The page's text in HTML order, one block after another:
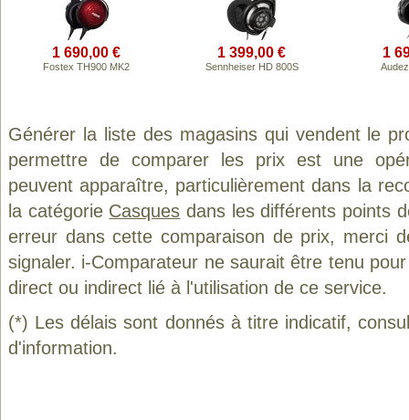
1 690,00 €
Fostex TH900 MK2
1 399,00 €
Sennheiser HD 800S
1
Générer la liste des magasins qui vendent le
permettre de comparer les prix est une
peuvent apparaître, particulièrement dans la
la catégorie Casques dans les différents points
erreur dans cette comparaison de prix, merci
signaler. i-Comparateur ne saurait être tenu
direct ou indirect lié à l'utilisation de ce service.
(*) Les délais sont donnés à titre indicatif,
d'information.